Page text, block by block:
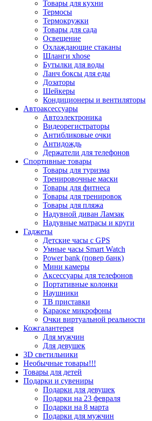
Товары для кухни
Термосы
Термокружки
Товары для сада
Освещение
Охлаждающие стаканы
Шланги xhose
Бутылки для воды
Ланч боксы для еды
Дозаторы
Шейкеры
Кондиционеры и вентиляторы
Автоаксессуары
Автоэлектроника
Видеорегистраторы
Антибликовые очки
Антидождь
Держатели для телефонов
Спортивные товары
Товары для туризма
Тренировочные маски
Товары для фитнеса
Товары для тренировок
Товары для пляжа
Надувной диван Ламзак
Надувные матрасы и круги
Гаджеты
Детские часы с GPS
Умные часы Smart Watch
Power bank (повер банк)
Мини камеры
Аксессуары для телефонов
Портативные колонки
Наушники
ТВ приставки
Караоке микрофоны
Очки виртуальной реальности
Кожгалантерея
Для мужчин
Для девушек
3D светильники
Необычные товары!!!
Товары для детей
Подарки и сувениры
Подарки для девушек
Подарки на 23 февраля
Подарки на 8 марта
Подарки для мужчин